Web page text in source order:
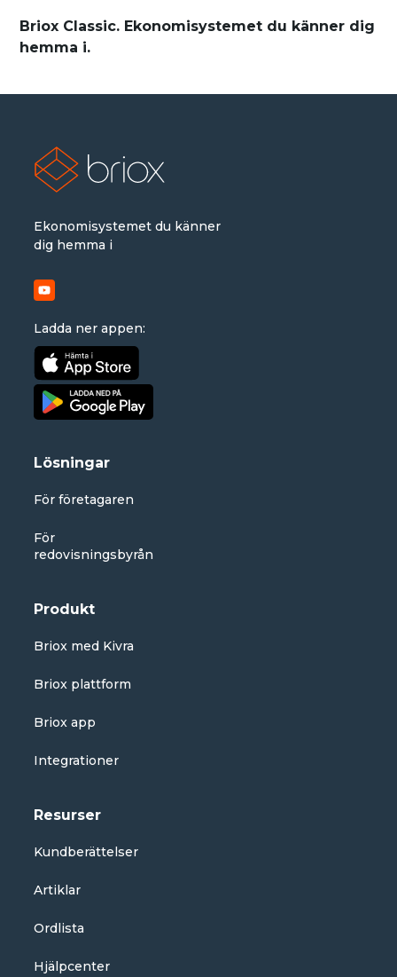
Briox Classic. Ekonomisystemet du känner dig
hemma i.
Ekonomisystemet du känner
dig hemma i
Ladda ner appen:
Lösningar
För företagaren
För
redovisningsbyrån
Produkt
Briox med Kivra
Briox plattform
Briox app
Integrationer
Resurser
Kundberättelser
Artiklar
Ordlista
Hjälpcenter